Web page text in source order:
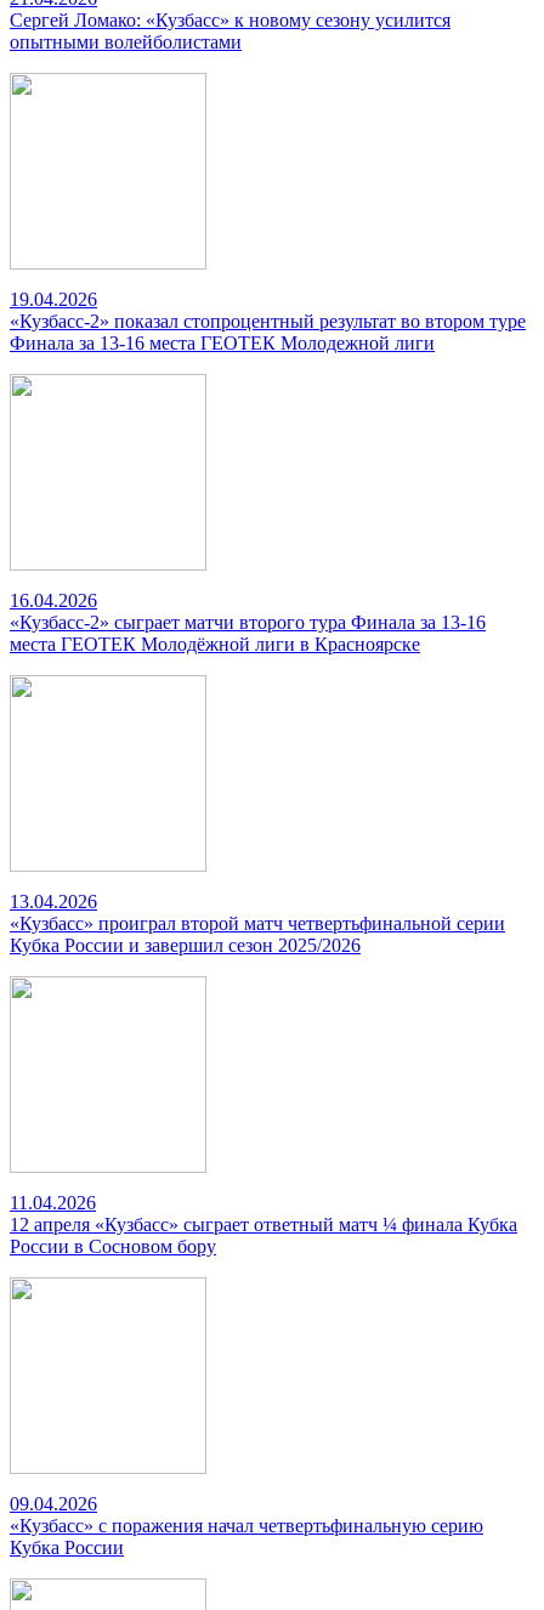
Сергей Ломако: «Кузбасс» к новому сезону усилится
опытными волейболистами
19.04.2026
«Кузбасс-2» показал стопроцентный результат во втором туре
Финала за 13-16 места ГЕОТЕК Молодежной лиги
16.04.2026
«Кузбасс-2» сыграет матчи второго тура Финала за 13-16
места ГЕОТЕК Молодёжной лиги в Красноярске
13.04.2026
«Кузбасс» проиграл второй матч четвертьфинальной серии
Кубка России и завершил сезон 2025/2026
11.04.2026
12 апреля «Кузбасс» сыграет ответный матч ¼ финала Кубка
России в Сосновом бору
09.04.2026
«Кузбасс» с поражения начал четвертьфинальную серию
Кубка России